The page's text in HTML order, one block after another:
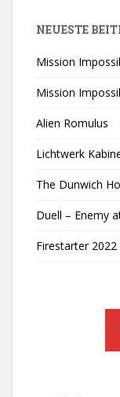
NEUESTE
Mission
Mission
Alien Romulus
Lichtwerk
The Dunwich
Duell – Enemy
Firestarter 2022